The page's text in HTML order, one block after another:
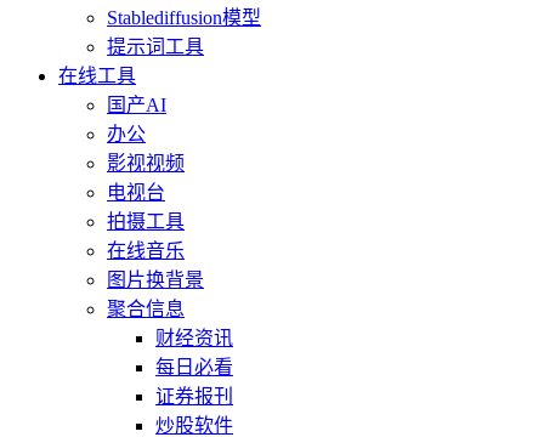
Stablediffusion模型
提示词工具
在线工具
国产AI
办公
影视视频
电视台
拍摄工具
在线音乐
图片换背景
聚合信息
财经资讯
每日必看
证券报刊
炒股软件